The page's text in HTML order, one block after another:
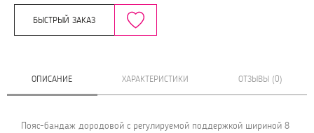
БЫСТРЫЙ ЗАКАЗ
ОПИСАНИЕ ХАРАКТЕРИСТИКИ ОТЗЫВЫ (0)
Пояс-бандаж дородовой с регулируемой поддержкой шириной 8